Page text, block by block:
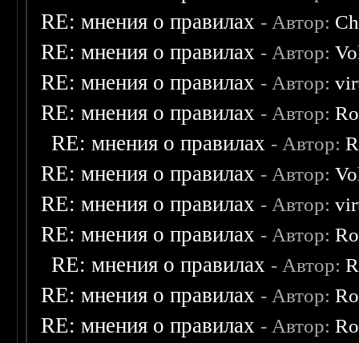
RE: мнения о правилах - Автор:
RE: мнения о правилах - Автор:
RE: мнения о правилах - Автор:
RE: мнения о правилах - Автор:
RE: мнения о правилах - Автор:
RE: мнения о правилах - Автор:
RE: мнения о правилах - Автор:
RE: мнения о правилах - Автор:
RE: мнения о правилах - Автор:
RE: мнения о правилах - Автор:
RE: мнения о правилах - Автор: